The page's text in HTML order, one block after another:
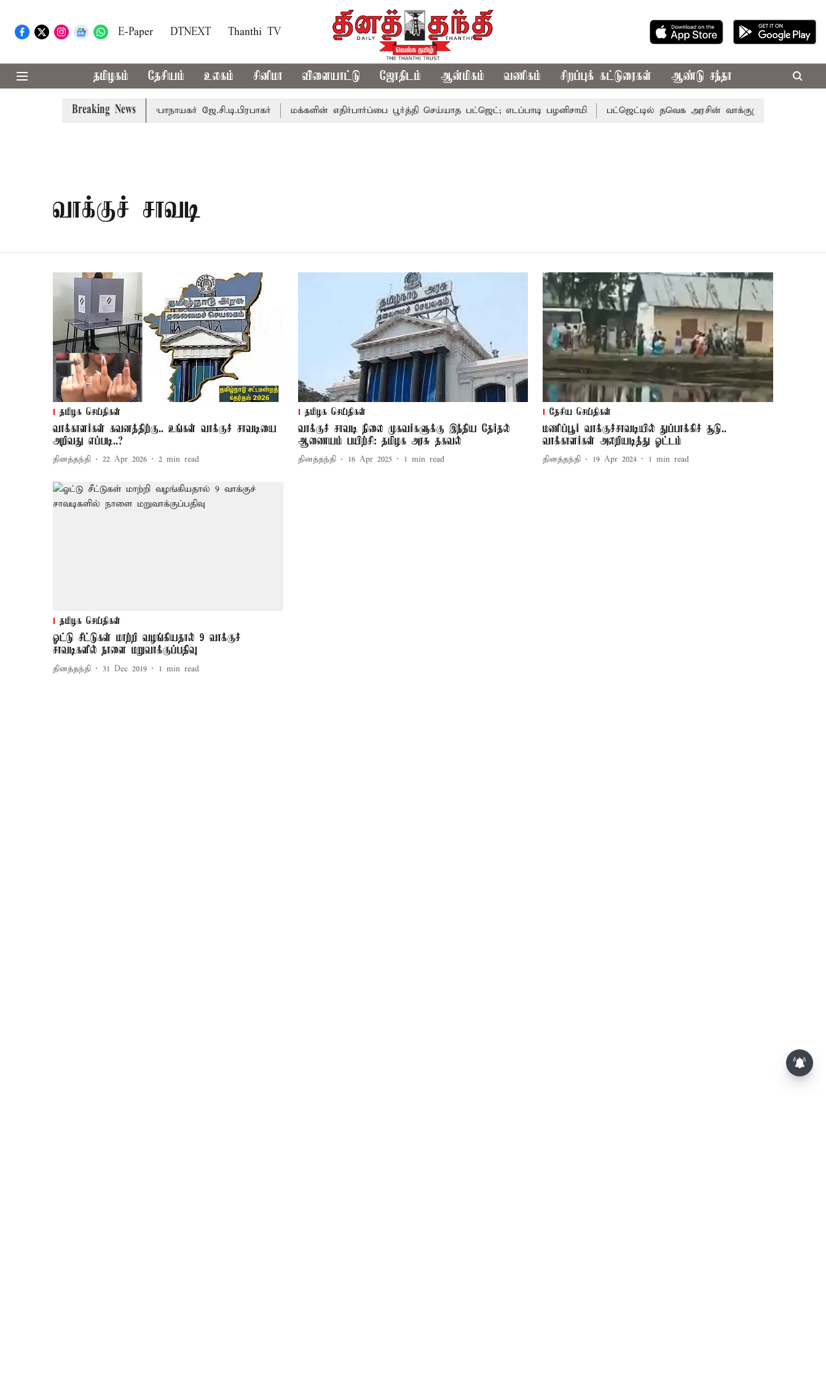
E-Paper DTNEXT Thanthi TV
தமிழகம் தேசியம் உலகம் சினிமா விளையாட்டு ஜோதிடம் ஆன்மிகம் வணிகம் சிறப்புக் கட்டுரைகள் ஆண்டு சந்தா
Breaking News
தேதி வரை நடைபெறும் - சபாநாயகர் ஜே.சி.டி.பிரபாகர் மக்களின் எதிர்பார்ப்பை பூர்த்தி செய்யாத பட்ஜெட்; எடப்பாடி பழனிசாமி பட்ஜெட்டில் தவெக அரசின் வாக்குறுதிகள் இல்லை -
வாக்குச் சாவடி
தமிழக செய்திகள்
வாக்காளர்கள் கவனத்திற்கு.. உங்கள் வாக்குச் சாவடியை
அறிவது எப்படி..?
தினத்தந்தி 22 Apr 2026 2 min read
தமிழக செய்திகள்
வாக்குச் சாவடி நிலை முகவர்களுக்கு இந்திய தேர்தல்
ஆணையம் பயிற்சி: தமிழக அரசு தகவல்
தினத்தந்தி 16 Apr 2025 1 min read
தேசிய செய்திகள்
மணிப்பூர் வாக்குச்சாவடியில் துப்பாக்கிச் சூடு..
வாக்காளர்கள் அலறியடித்து ஓட்டம்
தினத்தந்தி 19 Apr 2024 1 min read
தமிழக செய்திகள்
ஓட்டு சீட்டுகள் மாற்றி வழங்கியதால் 9 வாக்குச்
சாவடிகளில் நாளை மறுவாக்குப்பதிவு
தினத்தந்தி 31 Dec 2019 1 min read